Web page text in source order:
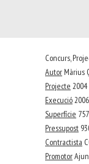
Concurs,
Autor Màrius
Projecte 2004
Execució
Superfície
Pressupost
Contractista
Promotor